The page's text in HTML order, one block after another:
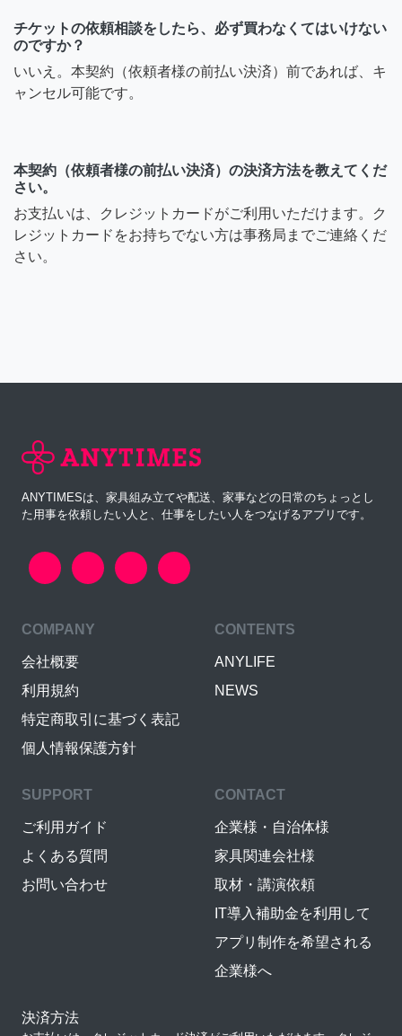
チケットの依頼相談をしたら、必ず買わなくてはいけない
のですか？
いいえ。本契約（依頼者様の前払い決済）前であれば、キ
ャンセル可能です。
本契約（依頼者様の前払い決済）の決済方法を教えてくだ
さい。
お支払いは、クレジットカードがご利用いただけます。ク
レジットカードをお持ちでない方は事務局までご連絡くだ
さい。
ANYTIMESは、家具組み立てや配送、家事などの日常のちょっとし
た用事を依頼したい人と、仕事をしたい人をつなげるアプリです。
COMPANY
会社概要
利用規約
特定商取引に基づく表記
個人情報保護方針
CONTENTS
ANYLIFE
NEWS
SUPPORT
ご利用ガイド
よくある質問
お問い合わせ
CONTACT
企業様・自治体様
家具関連会社様
取材・講演依頼
IT導入補助金を利用して
アプリ制作を希望される
企業様へ
決済方法